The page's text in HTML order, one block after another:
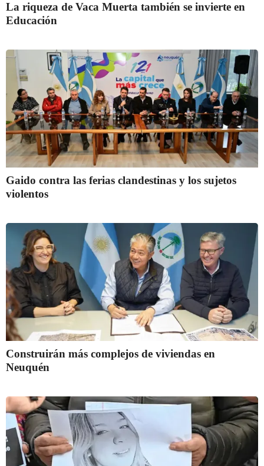
La riqueza de Vaca Muerta también se invierte en
Educación
Gaido contra las ferias clandestinas y los sujetos
violentos
Construirán más complejos de viviendas en
Neuquén